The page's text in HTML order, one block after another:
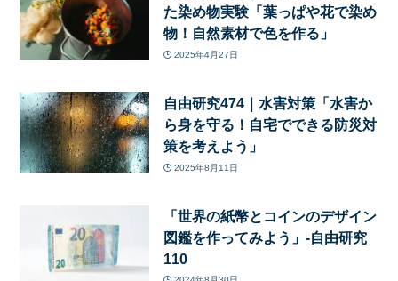
た染め物実験「葉っぱや花で染め
物！自然素材で色を作る」
2025年4月27日
自由研究474｜水害対策「水害か
ら身を守る！自宅でできる防災対
策を考えよう」
2025年8月11日
「世界の紙幣とコインのデザイン
図鑑を作ってみよう」-自由研究
110